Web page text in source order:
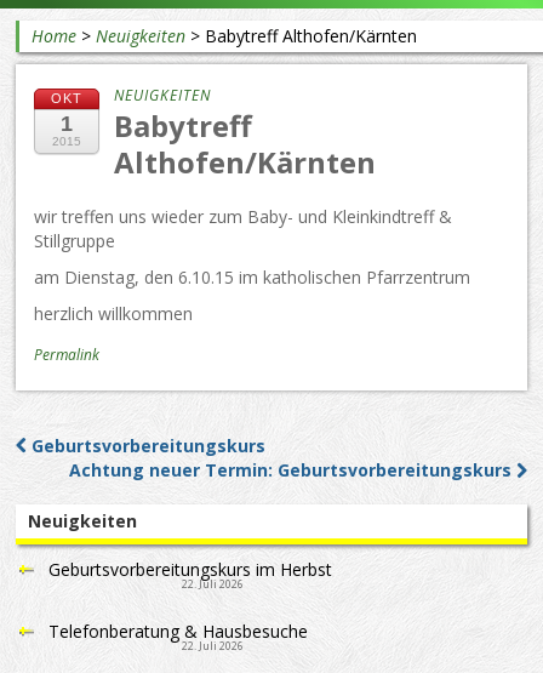
Home >Neuigkeiten > Babytreff Althofen/Kärnten
OKT
1
2015
NEUIGKEITEN
Babytreff
Althofen/Kärnten
wir treffen uns wieder zum Baby- und Kleinkindtreff &
Stillgruppe
am Dienstag, den 6.10.15 im katholischen Pfarrzentrum
herzlich willkommen
Permalink
Post navigation
Geburtsvorbereitungskurs
Achtung neuer Termin: Geburtsvorbereitungskurs
Neuigkeiten
Geburtsvorbereitungskurs im Herbst
22. Juli 2026
Telefonberatung & Hausbesuche
22. Juli 2026